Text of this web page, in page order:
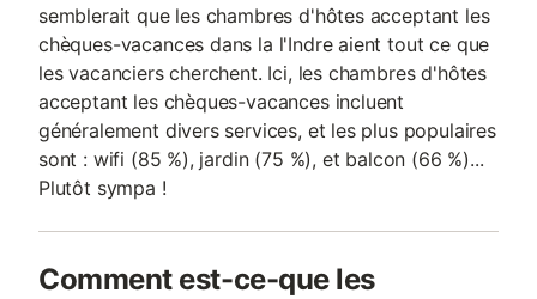
semblerait que les chambres d'hôtes acceptant les
chèques-vacances dans la l'Indre aient tout ce que
les vacanciers cherchent. Ici, les chambres d'hôtes
acceptant les chèques-vacances incluent
généralement divers services, et les plus populaires
sont : wifi (85 %), jardin (75 %), et balcon (66 %)...
Plutôt sympa !
Comment est-ce-que les